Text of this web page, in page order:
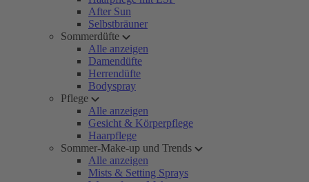
After Sun
Selbstbräuner
Sommerdüfte
Alle anzeigen
Damendüfte
Herrendüfte
Bodyspray
Pflege
Alle anzeigen
Gesicht & Körperpflege
Haarpflege
Sommer-Make-up und Trends
Alle anzeigen
Mists & Setting Sprays